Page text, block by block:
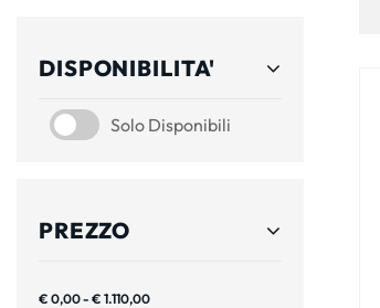
DISPONIBILITA'
Solo Disponibili
SOLO DISPONIBILI
PREZZO
€ 0,00 - € 1.110,00